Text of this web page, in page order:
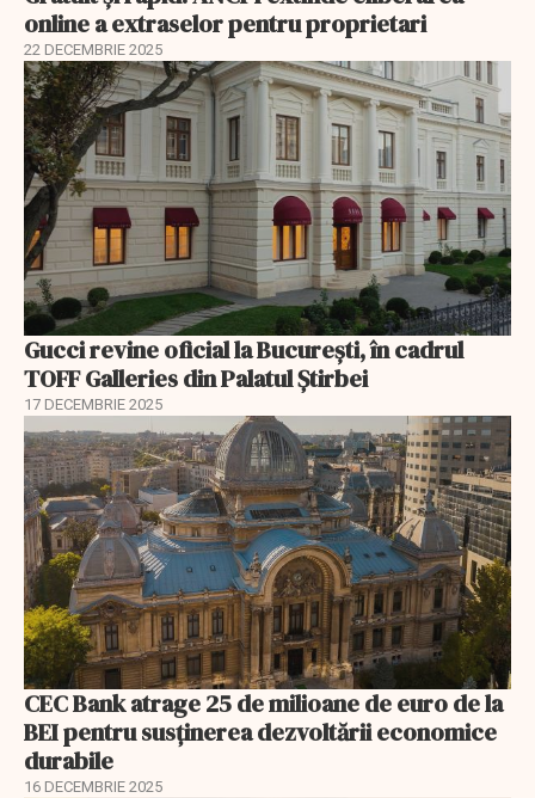
online a extraselor pentru proprietari
22 DECEMBRIE 2025
Gucci revine oficial la București, în cadrul
TOFF Galleries din Palatul Știrbei
17 DECEMBRIE 2025
CEC Bank atrage 25 de milioane de euro de la
BEI pentru susținerea dezvoltării economice
durabile
16 DECEMBRIE 2025